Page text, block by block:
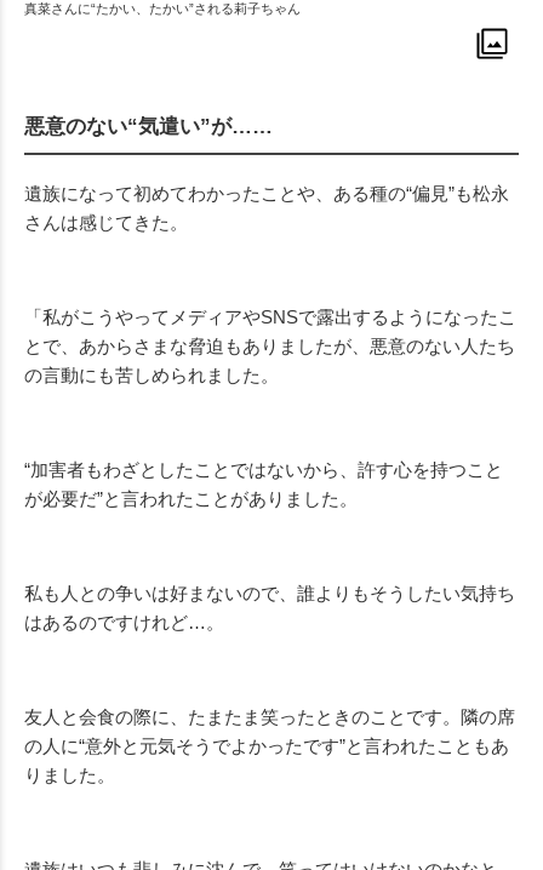
真菜さんに“たかい、たかい”される莉子ちゃん
悪意のない“気遣い”が……
遺族になって初めてわかったことや、ある種の“偏見”も松永
さんは感じてきた。
「私がこうやってメディアやSNSで露出するようになったこ
とで、あからさまな脅迫もありましたが、悪意のない人たち
の言動にも苦しめられました。
“加害者もわざとしたことではないから、許す心を持つこと
が必要だ”と言われたことがありました。
私も人との争いは好まないので、誰よりもそうしたい気持ち
はあるのですけれど…。
友人と会食の際に、たまたま笑ったときのことです。隣の席
の人に“意外と元気そうでよかったです”と言われたこともあ
りました。